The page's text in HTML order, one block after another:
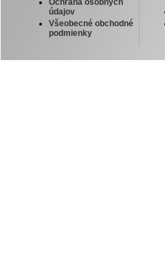
Ochrana osobných
údajov
Všeobecné obchodné
podmienky